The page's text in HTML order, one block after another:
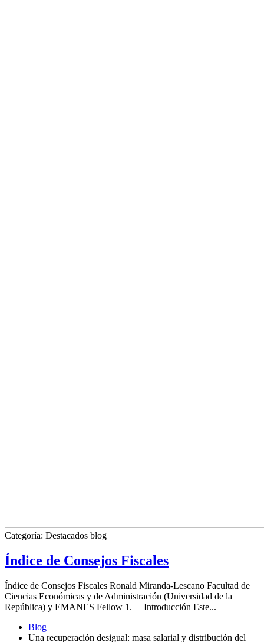
Categoría: Destacados blog
Índice de Consejos Fiscales
Índice de Consejos Fiscales Ronald Miranda-Lescano Facultad de
Ciencias Económicas y de Administración (Universidad de la
República) y EMANES Fellow 1. Introducción Este...
Blog
Una recuperación desigual: masa salarial y distribución del